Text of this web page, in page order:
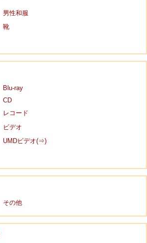
男性和服
靴
Blu-ray
CD
レコード
ビデオ
UMDビデオ(⇒)
その他